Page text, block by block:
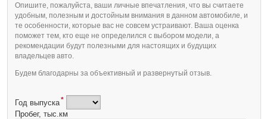
Опишите, пожалуйста, ваши личные впечатления, что вы считаете
удобным, полезным и достойным внимания в данном автомобиле, и
те особенности, которые вас не совсем устраивают. Ваша оценка
поможет тем, кто еще не определился с выбором модели, а
рекомендации будут полезными для настоящих и будущих
владельцев авто.
Будем благодарны за объективный и развернутый отзыв.
Год выпуска*
Пробег, тыс.км